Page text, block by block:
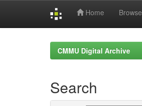
Home Browse
CMMU Digital Archive
Search